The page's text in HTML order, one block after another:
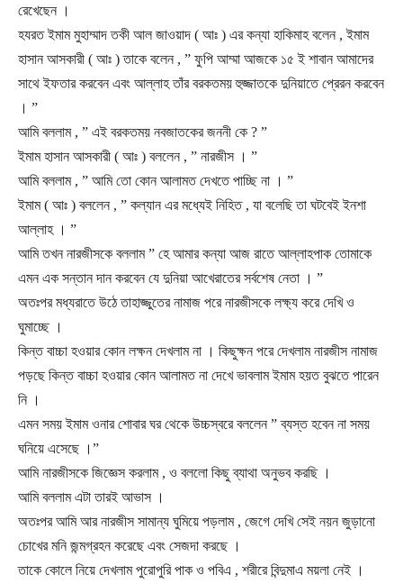
রেখেছেন ।
হযরত ইমাম মুহাম্মাদ তকী আল জাওয়াদ ( আঃ ) এর কন্যা হাকিমাহ বলেন , ইমাম
হাসান আসকারী ( আঃ ) তাকে বলেন , ” ফুপি আম্মা আজকে ১৫ ই শাবান আমাদের
সাথে ইফতার করবেন এবং আল্লাহ তাঁর বরকতময় হুজ্জাতকে দুনিয়াতে প্রেরন করবেন
। ”
আমি বললাম , ” এই বরকতময় নবজাতকের জননী কে ? ”
ইমাম হাসান আসকারী ( আঃ ) বললেন , ” নারজীস । ”
আমি বললাম , ” আমি তো কোন আলামত দেখতে পাচ্ছি না । ”
ইমাম ( আঃ ) বললেন , ” কল্যান এর মধ্যেই নিহিত , যা বলেছি তা ঘটবেই ইনশা
আল্লাহ । ”
আমি তখন নারজীসকে বললাম ” হে আমার কন্যা আজ রাতে আল্লাহপাক তোমাকে
এমন এক সন্তান দান করবেন যে দুনিয়া আখেরাতের সর্বশেষ নেতা । ”
অতঃপর মধ্যরাতে উঠে তাহাজ্জুতের নামাজ পরে নারজীসকে লক্ষ্য করে দেখি ও
ঘুমাচ্ছে ।
কিন্ত বাচ্চা হওয়ার কোন লক্ষন দেখলাম না । কিছুক্ষন পরে দেখলাম নারজীস নামাজ
পড়ছে কিন্ত বাচ্চা হওয়ার কোন আলামত না দেখে ভাবলাম ইমাম হয়ত বুঝতে পারেন
নি ।
এমন সময় ইমাম ওনার শোবার ঘর থেকে উচ্চস্বরে বললেন ” ব্যস্ত হবেন না সময়
ঘনিয়ে এসেছে ।”
আমি নারজীসকে জিজ্ঞেস করলাম , ও বললো কিছু ব্যাথা অনুভব করছি ।
আমি বললাম এটা তারই আভাস ।
অতঃপর আমি আর নারজীস সামান্য ঘুমিয়ে পড়লাম , জেগে দেখি সেই নয়ন জুড়ানো
চোখের মনি জন্মগ্রহন করেছে এবং সেজদা করছে ।
তাকে কোলে নিয়ে দেখলাম পুরোপুরি পাক ও পবিএ , শরীরে বিন্দুমাএ ময়লা নেই ।